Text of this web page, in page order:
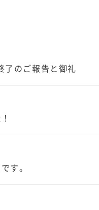
了のご報告と御礼
す。